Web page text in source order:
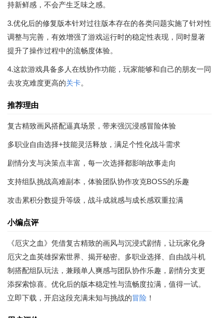
持新鲜感，不会产生乏味之感。
3.优化后的修复版本针对过往版本存在的各类问题实施了针对性
调整与完善，有效增强了游戏运行时的稳定性表现，同时显著
提升了操作过程中的流畅度体验。
4.这款游戏具备多人在线协作功能，玩家能够和自己的朋友一同
去攻克难度更高的关卡。
推荐理由
复古精致画风搭配逼真场景，带来强沉浸感冒险体验
多职业自由选择+技能灵活释放，满足个性化战斗需求
剧情分支与决策点丰富，每一次选择都影响故事走向
支持组队挑战高难副本，体验团队协作攻克BOSS的乐趣
攻击累积分数提升等级，战斗成就感与成长感双重拉满
小编点评
《厄灾之血》凭借复古精致的画风与沉浸式剧情，让玩家化身
厄灾之血英雄探索世界、揭开秘密。多职业选择、自由战斗机
制搭配组队玩法，兼顾单人爽感与团队协作乐趣，剧情分支更
添探索惊喜。优化后的版本稳定性与流畅度拉满，值得一试。
立即下载，开启这段充满未知与挑战的冒险 ！